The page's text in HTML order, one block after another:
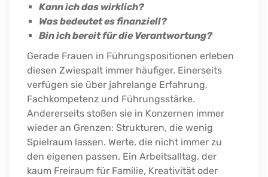
Kann ich das wirklich?
Was bedeutet es finanziell?
Bin ich bereit für die Verantwortung?
Gerade Frauen in Führungspositionen erleben
diesen Zwiespalt immer häufiger. Einerseits
verfügen sie über jahrelange Erfahrung,
Fachkompetenz und Führungsstärke.
Andererseits stoßen sie in Konzernen immer
wieder an Grenzen: Strukturen, die wenig
Spielraum lassen. Werte, die nicht immer zu
den eigenen passen. Ein Arbeitsalltag, der
kaum Freiraum für Familie, Kreativität oder